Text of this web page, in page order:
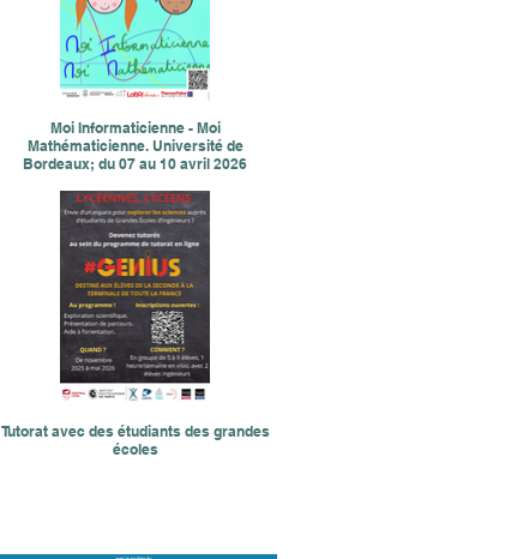
Moi Informaticienne - Moi
Mathématicienne. Université de
Bordeaux; du 07 au 10 avril 2026
Tutorat avec des étudiants des grandes
écoles